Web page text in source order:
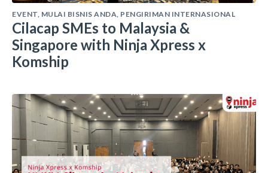
EVENT, MULAI BISNIS ANDA, PENGIRIMAN INTERNASIONAL
Cilacap SMEs to Malaysia &
Singapore with Ninja Xpress x
Komship